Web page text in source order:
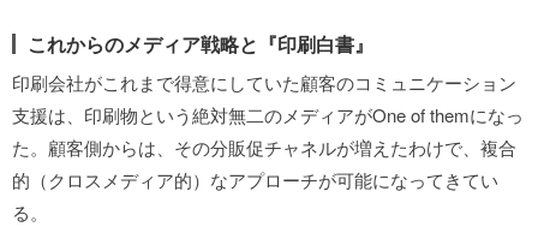
これからのメディア戦略と『印刷白書』
印刷会社がこれまで得意にしていた顧客のコミュニケーション
支援は、印刷物という絶対無二のメディアがOne of themになっ
た。顧客側からは、その分販促チャネルが増えたわけで、複合
的（クロスメディア的）なアプローチが可能になってきてい
る。